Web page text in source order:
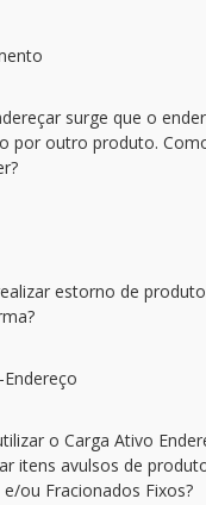
surge que o
por outro produto.
estorno de
o Carga Ativo
itens avulsos de
ou Fracionados Fixos?